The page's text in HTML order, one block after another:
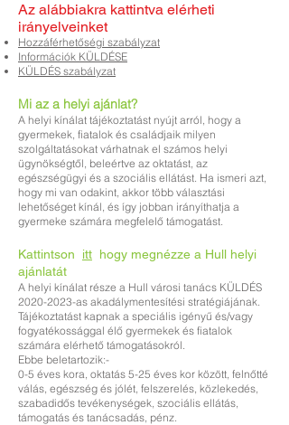
Az alábbiakra kattintva elérheti
irányelveinket
Hozzáférhetőségi szabályzat
Információk KÜLDÉSE
KÜLDÉS szabályzat
Mi az a helyi ajánlat?
A helyi kínálat tájékoztatást nyújt arról, hogy a
gyermekek, fiatalok és családjaik milyen
szolgáltatásokat várhatnak el számos helyi
ügynökségtől, beleértve az oktatást, az
egészségügyi és a szociális ellátást. Ha ismeri azt,
hogy mi van odakint, akkor több választási
lehetőséget kínál, és így jobban irányíthatja a
gyermeke számára megfelelő támogatást.
Kattintson itt hogy megnézze a Hull helyi
ajánlatát
A helyi kínálat része a Hull városi tanács KÜLDÉS
2020-2023-as akadálymentesítési stratégiájának.
Tájékoztatást kapnak a speciális igényű és/vagy
fogyatékossággal élő gyermekek és fiatalok
számára elérhető támogatásokról.
Ebbe beletartozik:-
0-5 éves kora, oktatás 5-25 éves kor között, felnőtté
válás, egészség és jólét, felszerelés, közlekedés,
szabadidős tevékenységek, szociális ellátás,
támogatás és tanácsadás, pénz.